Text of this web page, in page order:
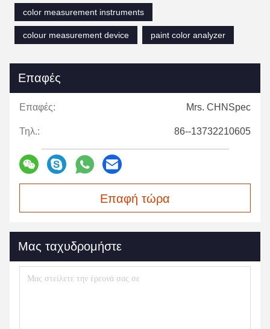
color measurement instruments
colour measurement device paint color analyzer
Επαφές
Επαφές: Mrs. CHNSpec
Τηλ.: 86--13732210605
Επαφή τώρα
Μας ταχυδρομήστε